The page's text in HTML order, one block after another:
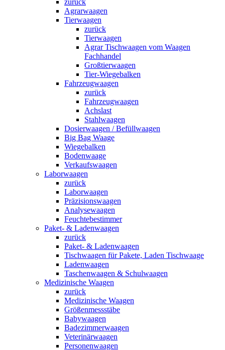
zurück
Agrarwaagen
Tierwaagen
zurück
Tierwaagen
Agrar Tischwaagen vom Waagen
Fachhandel
Großtierwaagen
Tier-Wiegebalken
Fahrzeugwaagen
zurück
Fahrzeugwaagen
Achslast
Stahlwaagen
Dosierwaagen / Befüllwaagen
Big Bag Waage
Wiegebalken
Bodenwaage
Verkaufswaagen
Laborwaagen
zurück
Laborwaagen
Präzisionswaagen
Analysewaagen
Feuchtebestimmer
Paket- & Ladenwaagen
zurück
Paket- & Ladenwaagen
Tischwaagen für Pakete, Laden Tischwaage
Ladenwaagen
Taschenwaagen & Schulwaagen
Medizinische Waagen
zurück
Medizinische Waagen
Größenmessstäbe
Babywaagen
Badezimmerwaagen
Veterinärwaagen
Personenwaagen